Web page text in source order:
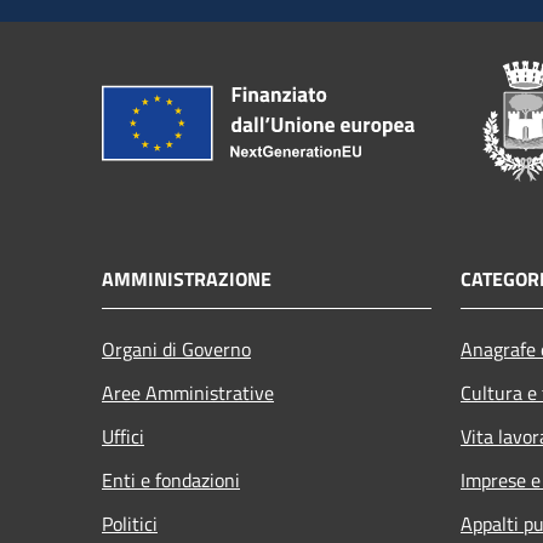
AMMINISTRAZIONE
Organi di Governo
Aree Amministrative
Uffici
Enti e fondazioni
Politici
Cultura
Vita
Imprese
Appalti